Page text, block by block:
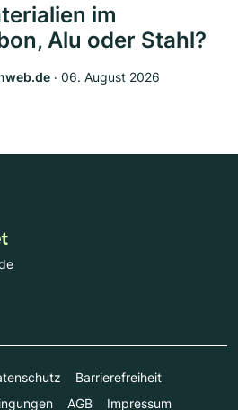
im
Alu oder Stahl?
‧ 06. August 2026
Barrierefreiheit
AGB Impressum